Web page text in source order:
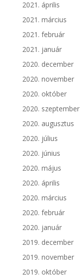
2021. április
2021. március
2021. február
2021. január
2020. december
2020. november
2020. október
2020. szeptember
2020. augusztus
2020. július
2020. június
2020. május
2020. április
2020. március
2020. február
2020. január
2019. december
2019. november
2019. október